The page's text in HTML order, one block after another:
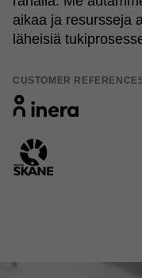
aikaa ja resursseja
läheisiä
CUSTOMER